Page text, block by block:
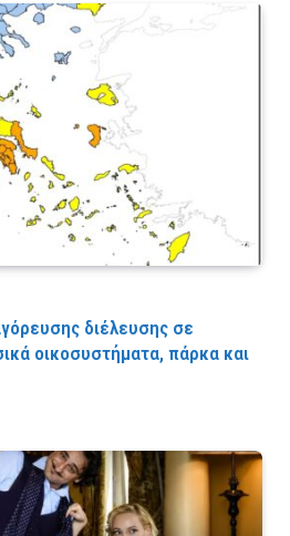
διέλευσης σε
οικοσυστήματα, πάρκα και